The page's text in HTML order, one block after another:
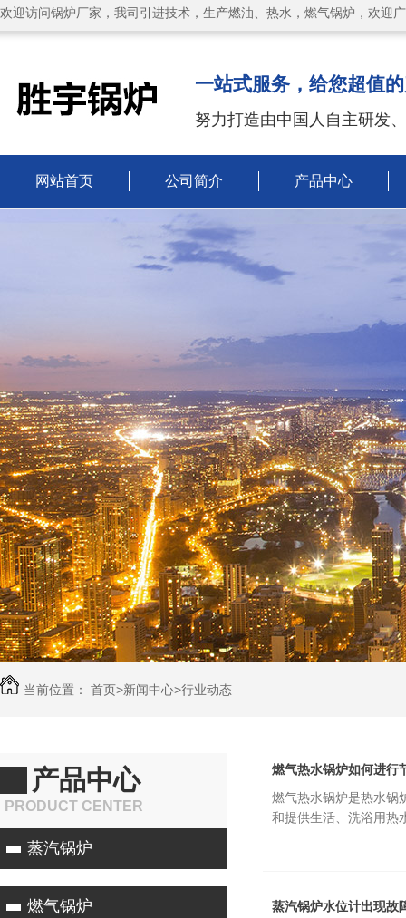
欢迎访问锅炉厂家，我司引进技术，生产燃油、热水，燃气锅炉，欢迎
一站式服务，给您超值
努力打造由中国人自主研发
网站首页 公司简介 产品中心
当前位置： 首页>新闻中心>行业动态
产品中心
PRODUCT CENTER
蒸汽锅炉
燃气锅炉
燃气热水锅炉如何进行
燃气热水锅炉是热水锅
和提供生活、洗浴用热
蒸汽锅炉水位计出现故